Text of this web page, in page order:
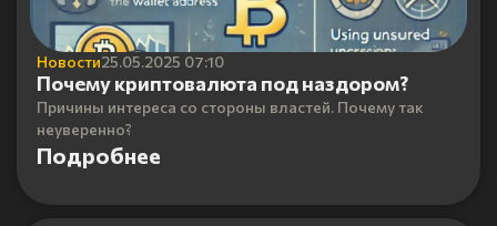
Новости25.05.2025 07:10
Почему криптовалюта под наздором?
Причины интереса со стороны властей. Почему так
неуверенно?
Подробнее